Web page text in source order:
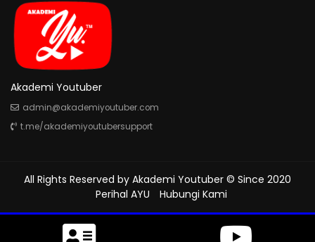
Akademi Youtuber
admin@akademiyoutuber.com
t.me/akademiyoutubersupport
All Rights Reserved by Akademi Youtuber © Since 2020
Perihal AYU
Hubungi Kami